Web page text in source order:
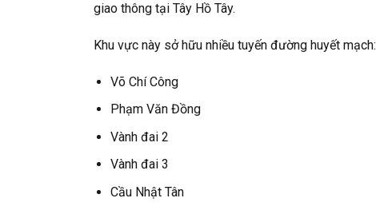
giao thông tại Tây Hồ Tây.
Khu vực này sở hữu nhiều tuyến đường huyết mạch:
Võ Chí Công
Phạm Văn Đồng
Vành đai 2
Vành đai 3
Cầu Nhật Tân